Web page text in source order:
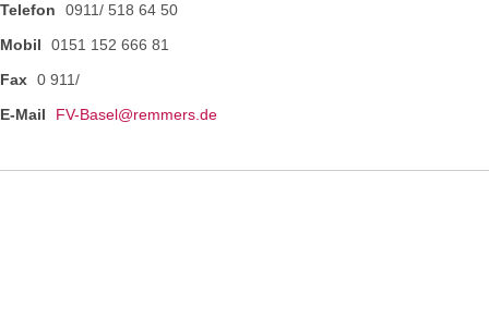
Telefon
0911/ 518 64 50
Mobil
0151 152 666 81
Fax 0 911/
E-Mail
FV-Basel@remmers.de